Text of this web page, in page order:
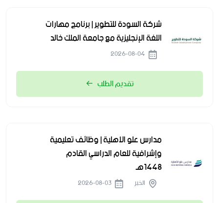
شركة السودة للتطوير | برنامج مهارات
اللغة الإنجليزية مع جامعة الملك خالد
تقديم الطلب
مدارس علو الأهلية | وظائف تعليمية
وإشرافية للعام الدراسي القادم
1448هـ
الخبر